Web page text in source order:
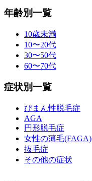
年齢別一覧
10歳未満
10〜20代
30〜50代
60〜70代
症状別一覧
びまん性脱毛症
AGA
円形脱毛症
女性の薄毛(FAGA)
抜毛症
その他の症状